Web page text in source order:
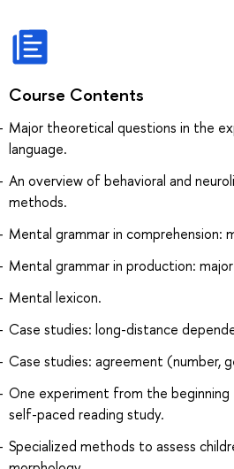
Course Contents
Major theoretical questions in the
language.
An overview of behavioral and
methods.
Mental grammar in comprehension:
Mental grammar in production:
Mental lexicon.
Case studies: long-distance
Case studies: agreement (number,
One experiment from the beginning
self-paced reading study.
Specialized methods to assess